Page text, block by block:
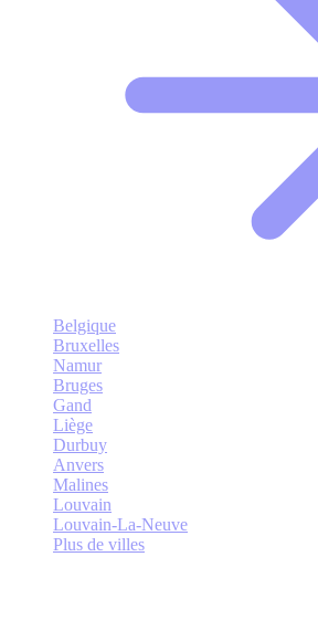
Belgique
Bruxelles
Namur
Bruges
Gand
Liège
Durbuy
Anvers
Malines
Louvain
Louvain-La-Neuve
Plus de villes